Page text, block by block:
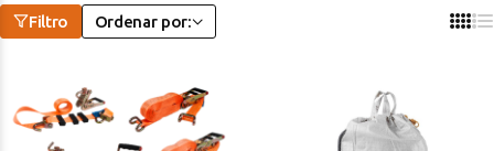
Filtro Ordenar por: